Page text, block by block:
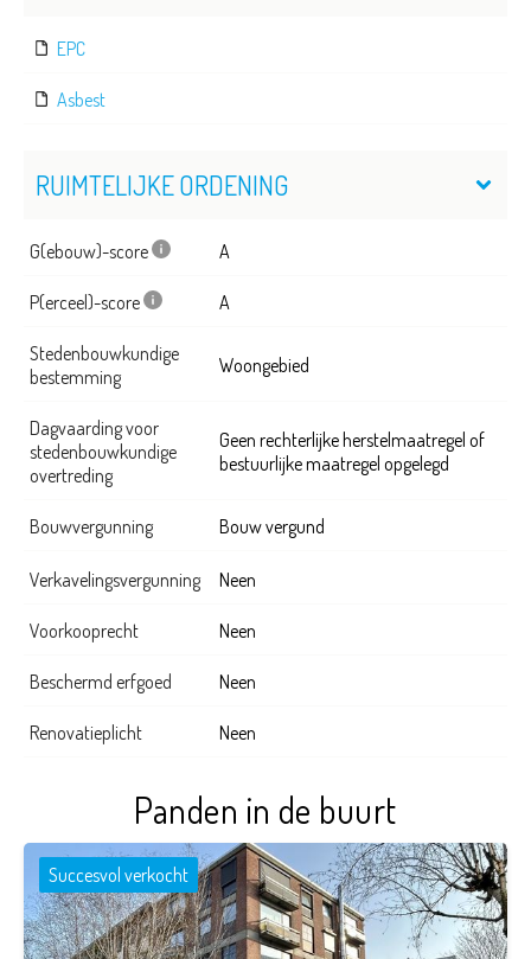
EPC
Asbest
RUIMTELIJKE ORDENING
G(ebouw)-score A
P(erceel)-score A
Stedenbouwkundige
bestemming
Woongebied
Dagvaarding voor
stedenbouwkundige
overtreding
Geen rechterlijke herstelmaatregel of
bestuurlijke maatregel opgelegd
Bouwvergunning Bouw vergund
Verkavelingsvergunning Neen
Voorkooprecht Neen
Beschermd erfgoed Neen
Renovatieplicht Neen
Panden in de buurt
Succesvol verkocht